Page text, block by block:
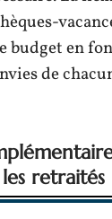
budget en
de
retraités